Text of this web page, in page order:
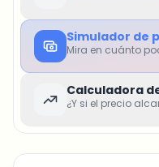
Simulador de
Mira en cuánto
Calculadora
¿Y si el precio